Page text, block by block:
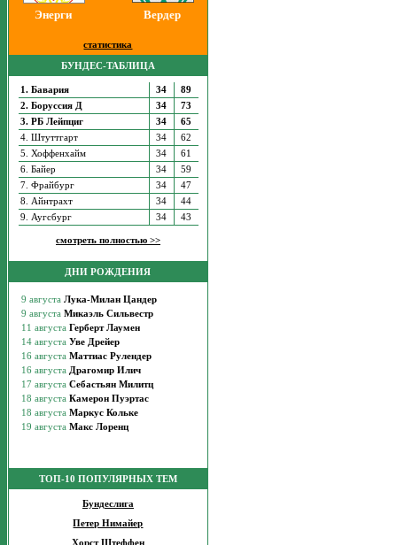
Энерги Вердер
статистика
БУНДЕС-ТАБЛИЦА
1. Бавария 34
89
2. Боруссия Д
34
73
3. РБ Лейпциг
34
65
4. Штуттгарт
34
62
5. Хоффенхайм
34
61
6. Байер
34
59
7. Фрайбург
34
47
8. Айнтрахт
34
44
9. Аугсбург
34 43
смотреть полностью >>
ДНИ РОЖДЕНИЯ
ТОП-10 ПОПУЛЯРНЫХ ТЕМ
Бундеслига
Петер Нимайер
Хорст Штеффен